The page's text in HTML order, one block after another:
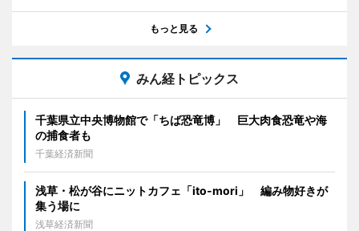
もっと見る
みん経トピックス
千葉県立中央博物館で「ちば恐竜博」 巨大肉食恐竜や海
の捕食者も
千葉経済新聞
浅草・松が谷にニットカフェ「ito-mori」 編み物好きが
集う場に
浅草経済新聞